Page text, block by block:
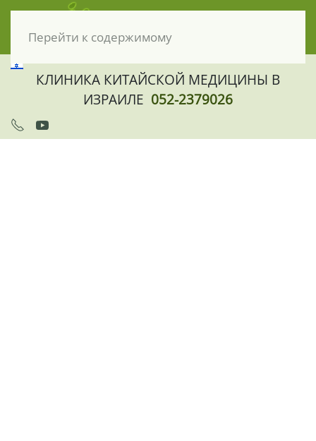
Перейти к содержимому
КЛИНИКА КИТАЙСКОЙ МЕДИЦИНЫ В
ИЗРАИЛЕ 052-2379026